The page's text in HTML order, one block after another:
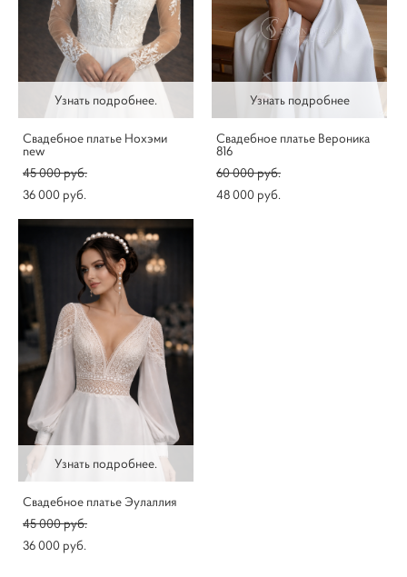
Узнать подробнее.
Свадебное платье Нохэми
new
45 000 pуб.
36 000 pуб.
Узнать подробнее
Свадебное платье Вероника
816
60 000 pуб.
48 000 pуб.
Узнать подробнее.
Свадебное платье Эулаллия
45 000 pуб.
36 000 pуб.